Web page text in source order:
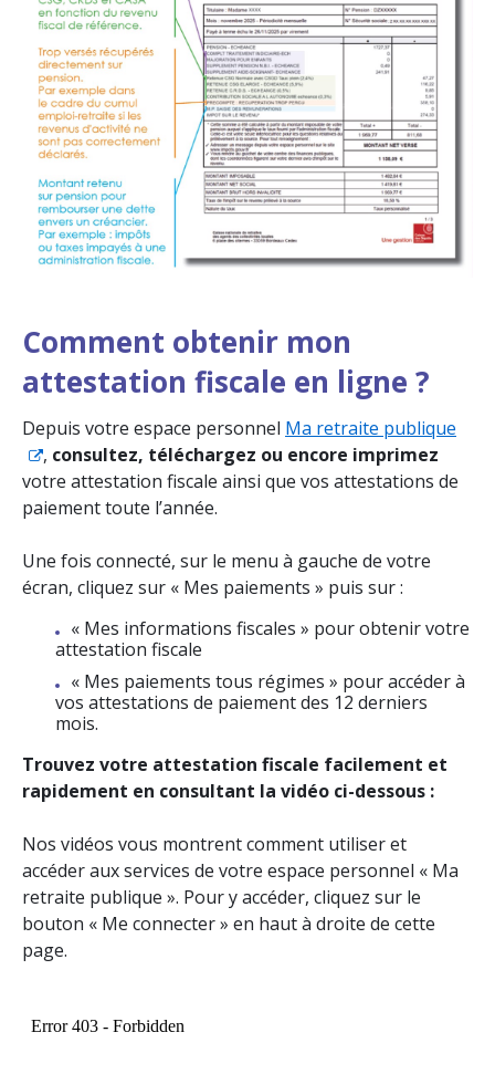
Comment obtenir mon
attestation fiscale en ligne ?
Depuis votre espace personnel Ma retraite publique
, consultez, téléchargez ou encore imprimez
votre attestation fiscale ainsi que vos attestations de
paiement toute l’année.
Une fois connecté, sur le menu à gauche de votre
écran, cliquez sur « Mes paiements » puis sur :
« Mes informations fiscales » pour obtenir votre
attestation fiscale
« Mes paiements tous régimes » pour accéder à
vos attestations de paiement des 12 derniers
mois.
Trouvez votre attestation fiscale facilement et
rapidement en consultant la vidéo ci-dessous :
Nos vidéos vous montrent comment utiliser et
accéder aux services de votre espace personnel « Ma
retraite publique ». Pour y accéder, cliquez sur le
bouton « Me connecter » en haut à droite de cette
page.